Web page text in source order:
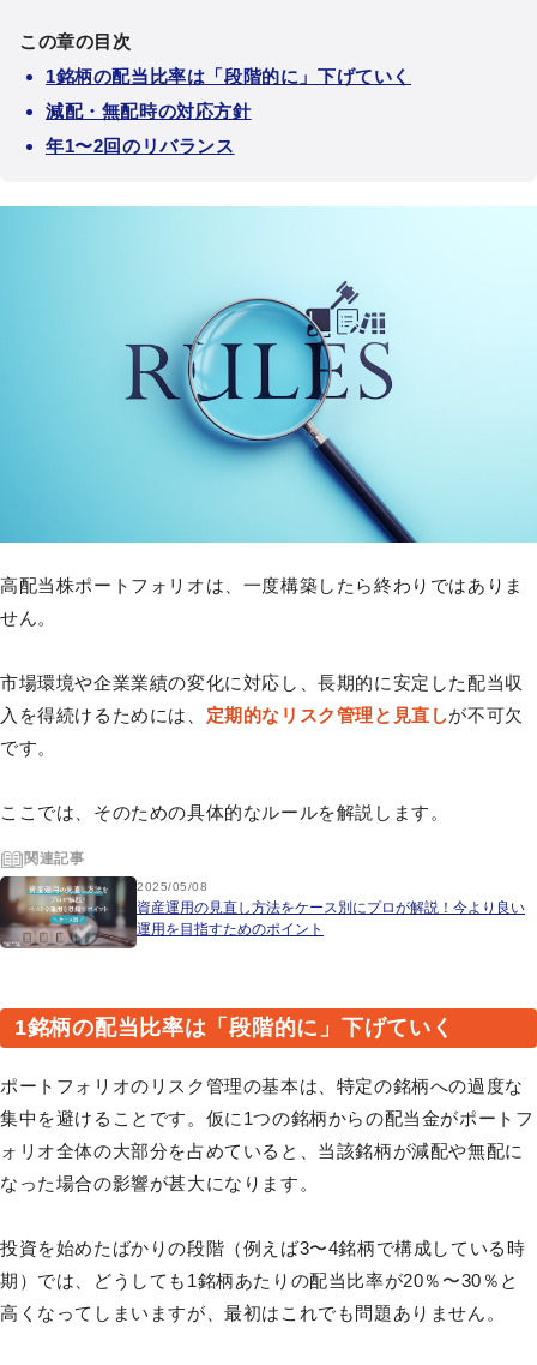
この章の目次
1銘柄の配当比率は「段階的に」下げていく
減配・無配時の対応方針
年1〜2回のリバランス
高配当株ポートフォリオは、一度構築したら終わりではありま
せん。
市場環境や企業業績の変化に対応し、長期的に安定した配当収
入を得続けるためには、 定期的なリスク管理と見直しが不可欠
です。
ここでは、そのための具体的なルールを解説します。
関連記事
2025/05/08
資産運用の見直し方法をケース別にプロが解説！今より良い
運用を目指すためのポイント
1銘柄の配当比率は「段階的に」下げていく
ポートフォリオのリスク管理の基本は、特定の銘柄への過度な
集中を避けることです。仮に1つの銘柄からの配当金がポートフ
ォリオ全体の大部分を占めていると、当該銘柄が減配や無配に
なった場合の影響が甚大になります。
投資を始めたばかりの段階（例えば3〜4銘柄で構成している時
期）では、どうしても1銘柄あたりの配当比率が20％〜30％と
高くなってしまいますが、最初はこれでも問題ありません。